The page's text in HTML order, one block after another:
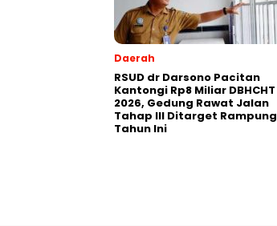
Daerah
RSUD dr Darsono Pacitan
Kantongi Rp8 Miliar DBHCHT
2026, Gedung Rawat Jalan
Tahap III Ditarget Rampung
Tahun Ini